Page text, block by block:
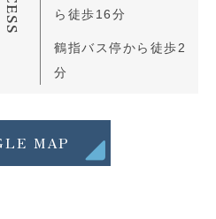
ら徒歩16分
鶴指バス停から徒歩2
分
MAP